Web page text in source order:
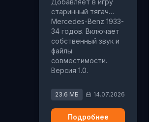
Добавляет в игру
старинный тягач
Mercedes-Benz 1933-
34 годов. Включает
собственный звук и
файлы
совместимости.
Версия 1.0.
23.6 МБ 14.07.2026
Подробнее